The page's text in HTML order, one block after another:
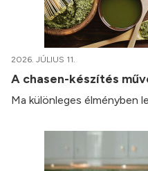
2026. JÚLIUS 11.
A chasen-készítés
Ma különleges élményben